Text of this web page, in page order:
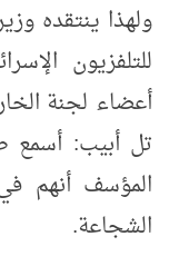
للتلفزيون
أعضاء لجنة
تل أبيب: أسمع
المؤسف أنهم
الشجاعة.